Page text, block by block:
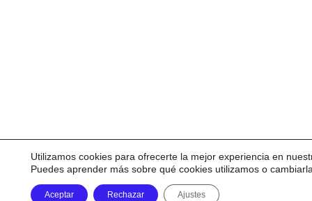
Utilizamos cookies para ofrecerte la mejor experiencia en
Puedes aprender más sobre qué cookies utilizamos o
Aceptar Rechazar Ajustes